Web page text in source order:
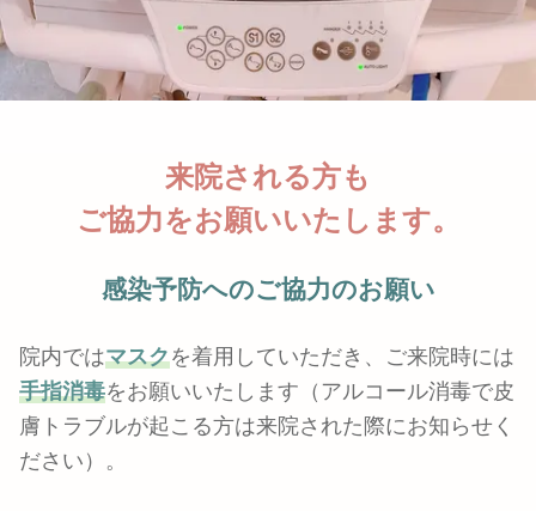
来院される方も
ご協力をお願いいたします。
感染予防へのご協力のお願い
院内ではマスクを着用していただき、ご来院時には
手指消毒をお願いいたします（アルコール消毒で皮
膚トラブルが起こる方は来院された際にお知らせく
ださい）。